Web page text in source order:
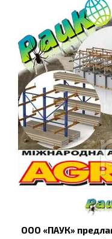
ООО «ПАУК»